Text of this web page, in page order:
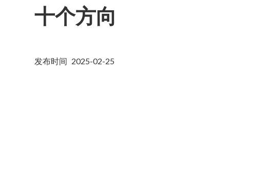
十个方向
发布时间 2025-02-25